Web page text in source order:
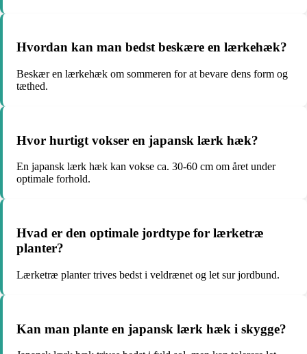
Hvordan kan man bedst beskære en lærkehæk?
Beskær en lærkehæk om sommeren for at bevare dens form og
tæthed.
Hvor hurtigt vokser en japansk lærk hæk?
En japansk lærk hæk kan vokse ca. 30-60 cm om året under
optimale forhold.
Hvad er den optimale jordtype for lærketræ
planter?
Lærketræ planter trives bedst i veldrænet og let sur jordbund.
Kan man plante en japansk lærk hæk i skygge?